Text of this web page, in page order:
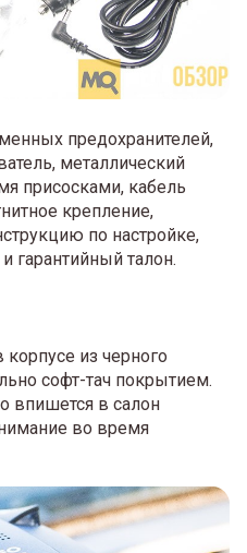
предохранителей,
металлический
присосками, кабель
крепление,
по настройке,
гарантийный талон.
из черного
софт-тач покрытием.
впишется в салон
во время